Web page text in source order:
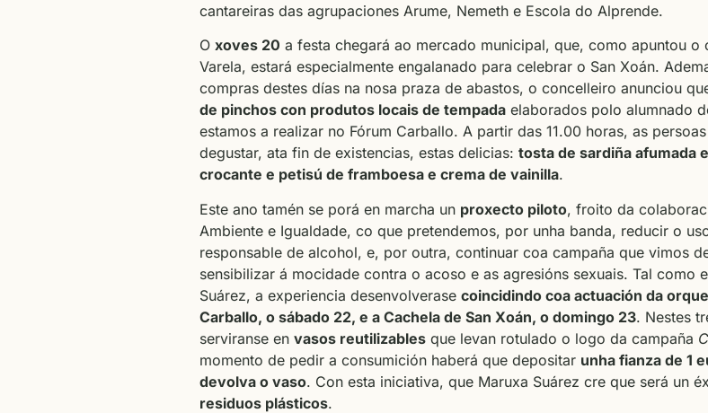
cantareiras das agrupaciones Arume, Nemeth e Escola do Alprende.
O xoves 20 a festa chegará ao mercado municipal, que, como apuntou o
Varela, estará especialmente engalanado para celebrar o San Xoán.
compras destes días na nosa praza de abastos, o concelleiro anunciou
de pinchos con produtos locais de tempada elaborados polo alumnado
estamos a realizar no Fórum Carballo. A partir das 11.00 horas, as
degustar, ata fin de existencias, estas delicias: tosta de sardiña afumada
crocante e petisú de framboesa e crema de vainilla.
Este ano tamén se porá en marcha un proxecto piloto, froito da
Ambiente e Igualdade, co que pretendemos, por unha banda, reducir o
responsable de alcohol, e, por outra, continuar coa campaña que vimos
sensibilizar á mocidade contra o acoso e as agresións sexuais. Tal como
Suárez, a experiencia desenvolverase coincidindo coa actuación da
Carballo, o sábado 22, e a Cachela de San Xoán, o domingo 23. Nestes
serviranse en vasos reutilizables que levan rotulado o logo da campaña
momento de pedir a consumición haberá que depositar unha fianza de 1
devolva o vaso. Con esta iniciativa, que Maruxa Suárez cre que será un
residuos plásticos.